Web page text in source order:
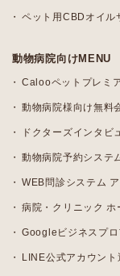
ペット用CBDオイル
動物病院向けMENU
Calooペットプレミ
動物病院様向け無料
ドクターズインタビ
動物病院予約システ
WEB問診システム
病院・クリニック ホ
Googleビジネスプロ
LINE公式アカウント